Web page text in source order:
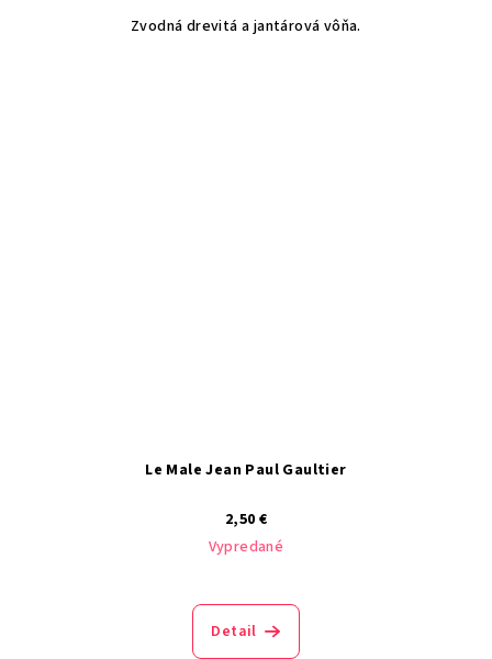
Zvodná drevitá a jantárová vôňa.
Le Male Jean Paul Gaultier
2,50 €
Vypredané
Detail